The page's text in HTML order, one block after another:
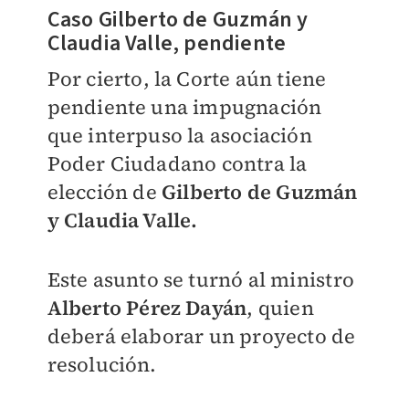
Caso Gilberto de Guzmán y
Claudia Valle, pendiente
Por cierto, la Corte aún tiene
pendiente una impugnación
que interpuso la asociación
Poder Ciudadano contra la
elección de Gilberto de Guzmán
y Claudia Valle.
Este asunto se turnó al ministro
Alberto Pérez Dayán, quien
deberá elaborar un proyecto de
resolución.